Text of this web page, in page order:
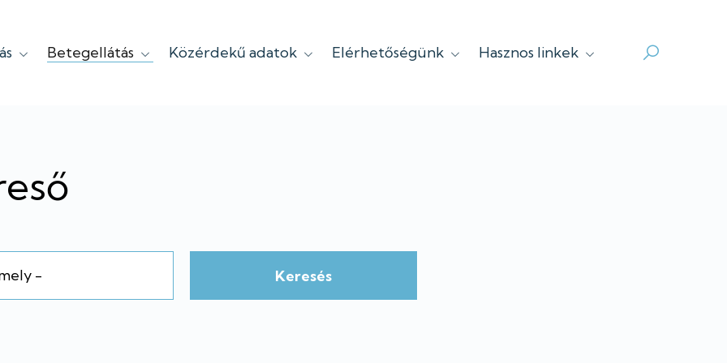
Betegellátás Közérdekű adatok Elérhetőségünk Hasznos linkek